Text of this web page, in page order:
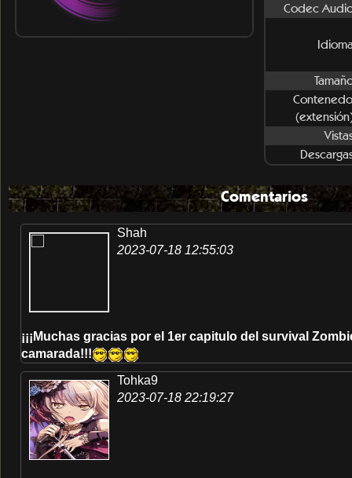
Codec
Comentarios
Shah
2023-07-18 12:55:03
¡¡¡Muchas gracias por el 1er capitulo del survival
camarada!!!
Tohka9
2023-07-18 22:19:27